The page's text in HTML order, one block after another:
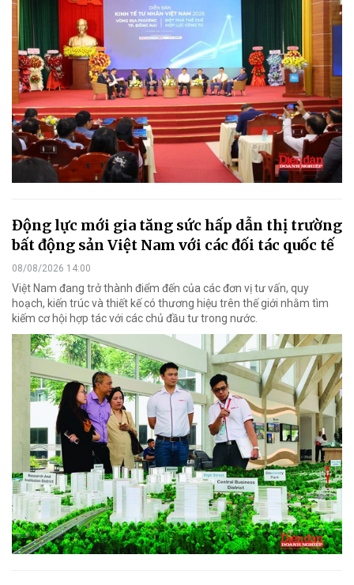
Động lực mới gia tăng sức hấp dẫn thị trường
bất động sản Việt Nam với các đối tác quốc tế
08/08/2026 14:00
Việt Nam đang trở thành điểm đến của các đơn vị tư vấn, quy
hoạch, kiến trúc và thiết kế có thương hiệu trên thế giới nhằm tìm
kiếm cơ hội hợp tác với các chủ đầu tư trong nước.